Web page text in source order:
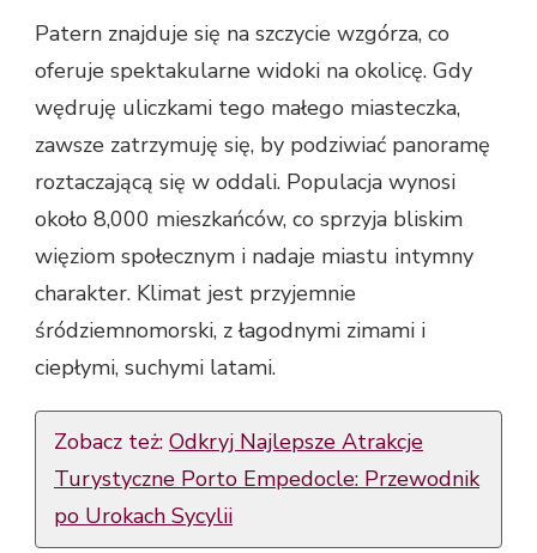
Patern znajduje się na szczycie wzgórza, co
oferuje spektakularne widoki na okolicę. Gdy
wędruję uliczkami tego małego miasteczka,
zawsze zatrzymuję się, by podziwiać panoramę
roztaczającą się w oddali. Populacja wynosi
około 8,000 mieszkańców, co sprzyja bliskim
więziom społecznym i nadaje miastu intymny
charakter. Klimat jest przyjemnie
śródziemnomorski, z łagodnymi zimami i
ciepłymi, suchymi latami.
Zobacz też: Odkryj Najlepsze Atrakcje
Turystyczne Porto Empedocle: Przewodnik
po Urokach Sycylii